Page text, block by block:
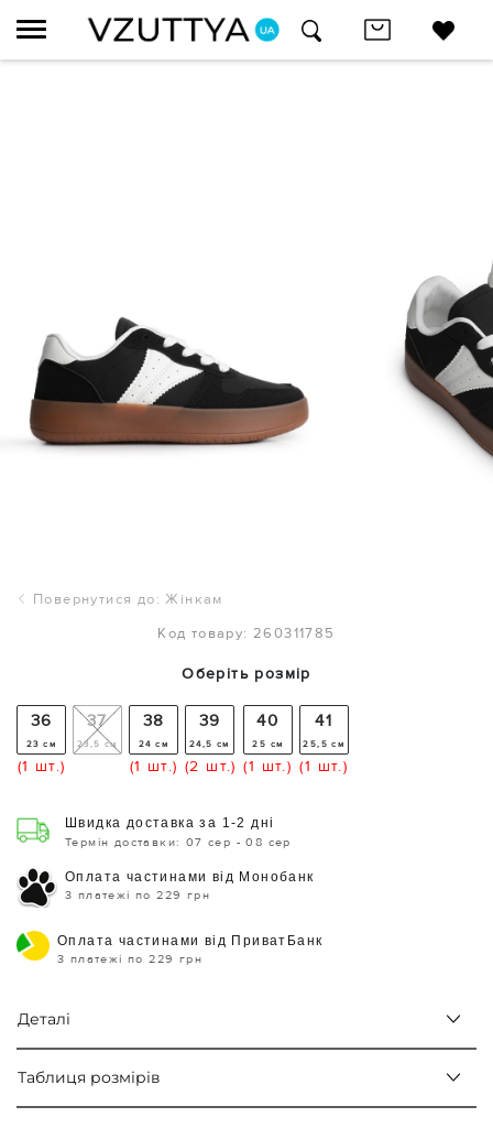
Повернутися до: Жінкам
Код товару: 260311785
Оберіть розмір
36
23 см
(1 шт.)
37
23,5 см
38
24 см
(1 шт.)
39
24,5 см
(2 шт.)
40
25 см
(1 шт.)
41
25,5 см
(1 шт.)
Швидка доставка за 1-2 дні
Термін доставки: 07 сер - 08 сер
Оплата частинами від Монобанк
3 платежі по 229 грн
Оплата частинами від ПриватБанк
3 платежі по 229 грн
Деталі
Таблиця розмірів